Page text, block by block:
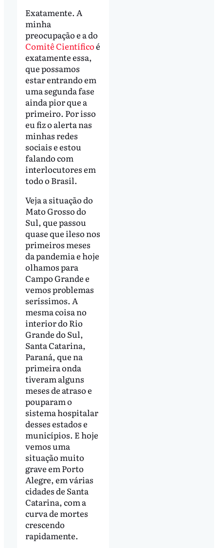
Exatamente. A
minha
preocupação e a do
Comitê Científicoé
exatamente essa,
que possamos
estar entrando em
uma segunda fase
ainda pior que a
primeiro. Por isso
eu fiz o alerta nas
minhas redes
sociais e estou
falando com
interlocutores em
todo o Brasil.
Veja a situação do
Mato Grosso do
Sul, que passou
quase que ileso nos
primeiros meses
da pandemia e hoje
olhamos para
Campo Grande e
vemos problemas
seríssimos. A
mesma coisa no
interior do Rio
Grande do Sul,
Santa Catarina,
Paraná, que na
primeira onda
tiveram alguns
meses de atraso e
pouparam o
sistema hospitalar
desses estados e
municípios. E hoje
vemos uma
situação muito
grave em Porto
Alegre, em várias
cidades de Santa
Catarina, com a
curva de mortes
crescendo
rapidamente.